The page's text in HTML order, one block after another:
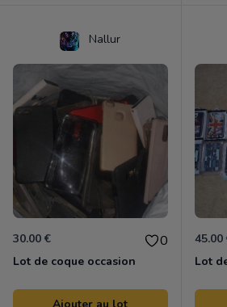
Nallur
30.00 € 0
Lot de coque occasion
45.00
Lot